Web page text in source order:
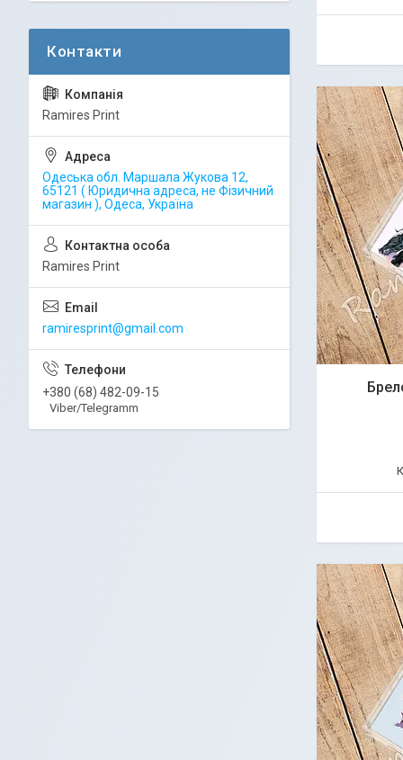
Ramires Print
Одеська обл. Маршала Жукова 12,
65121 ( Юридична адреса, не Фізичний
магазин ), Одеса, Україна
Ramires Print
ramiresprint@gmail.com
+380 (68) 482-09-15
Viber/Telegramm